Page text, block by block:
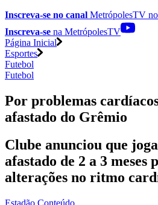
Inscreva-se no canal MetrópolesTV no
Inscreva-se na MetrópolesTV
Página Inicial
Esportes
Futebol
Futebol
Por problemas
afastado do Grêmio
Clube anunciou que
afastado de 2 a 3 meses
alterações no ritmo